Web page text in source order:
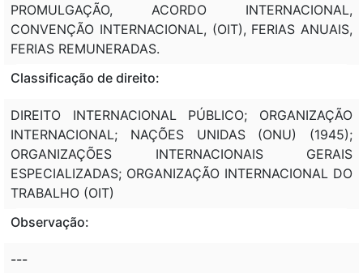
PROMULGAÇÃO, ACORDO INTERNACIONAL,
CONVENÇÃO INTERNACIONAL, (OIT), FERIAS ANUAIS,
FERIAS REMUNERADAS.
Classificação de direito:
DIREITO INTERNACIONAL PÚBLICO; ORGANIZAÇÃO
INTERNACIONAL; NAÇÕES UNIDAS (ONU) (1945);
ORGANIZAÇÕES INTERNACIONAIS GERAIS
ESPECIALIZADAS; ORGANIZAÇÃO INTERNACIONAL DO
TRABALHO (OIT)
Observação:
---